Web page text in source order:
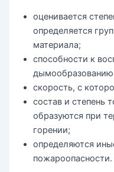
оценивается
определяется
материала;
способности к
скорость, с
состав и степень
образуются при
горении;
определяются
пожароопасности.